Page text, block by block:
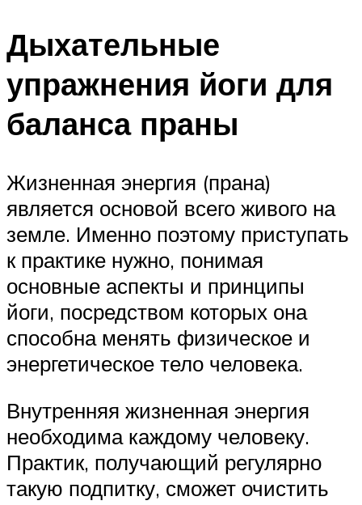
Дыхательные
упражнения йоги для
баланса праны
Жизненная энергия (прана)
является основой всего живого на
земле. Именно поэтому приступать
к практике нужно, понимая
основные аспекты и принципы
йоги, посредством которых она
способна менять физическое и
энергетическое тело человека.
Внутренняя жизненная энергия
необходима каждому человеку.
Практик, получающий регулярно
такую подпитку, сможет очистить